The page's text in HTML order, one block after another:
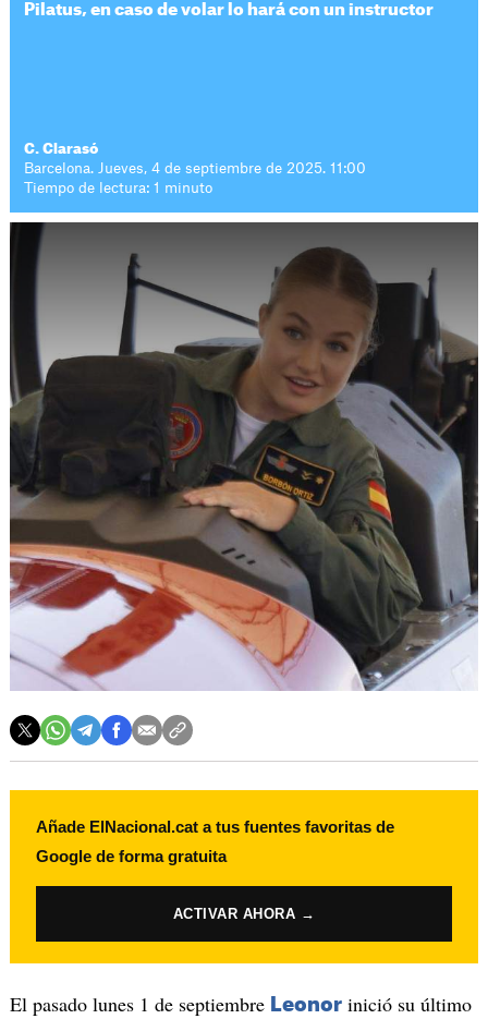
Pilatus, en caso de volar lo hará con un instructor
C. Clarasó
Barcelona. Jueves, 4 de septiembre de 2025. 11:00
Tiempo de lectura: 1 minuto
Añade ElNacional.cat a tus fuentes favoritas de
Google de forma gratuita
ACTIVAR AHORA →
El pasado lunes 1 de septiembre Leonorinició su último